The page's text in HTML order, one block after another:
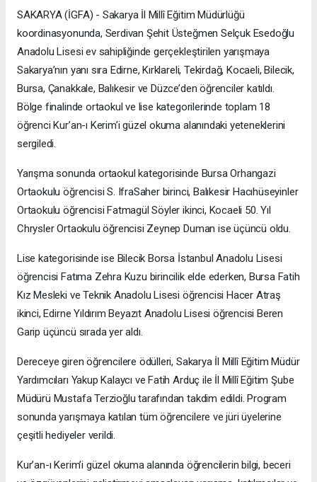
SAKARYA (İGFA) - Sakarya İl Millî Eğitim Müdürlüğü
koordinasyonunda, Serdivan Şehit Üsteğmen Selçuk Esedoğlu
Anadolu Lisesi ev sahipliğinde gerçekleştirilen yarışmaya
Sakarya’nın yanı sıra Edirne, Kırklareli, Tekirdağ, Kocaeli, Bilecik,
Bursa, Çanakkale, Balıkesir ve Düzce’den öğrenciler katıldı.
Bölge finalinde ortaokul ve lise kategorilerinde toplam 18
öğrenci Kur’an-ı Kerim’i güzel okuma alanındaki yeteneklerini
sergiledi.
Yarışma sonunda ortaokul kategorisinde Bursa Orhangazi
Ortaokulu öğrencisi S. IfraSaher birinci, Balıkesir Hacıhüseyinler
Ortaokulu öğrencisi Fatmagül Söyler ikinci, Kocaeli 50. Yıl
Chrysler Ortaokulu öğrencisi Zeynep Duman ise üçüncü oldu.
Lise kategorisinde ise Bilecik Borsa İstanbul Anadolu Lisesi
öğrencisi Fatıma Zehra Kuzu birincilik elde ederken, Bursa Fatih
Kız Mesleki ve Teknik Anadolu Lisesi öğrencisi Hacer Atraş
ikinci, Edirne Yıldırım Beyazıt Anadolu Lisesi öğrencisi Beren
Garip üçüncü sırada yer aldı.
Dereceye giren öğrencilere ödülleri, Sakarya İl Millî Eğitim Müdür
Yardımcıları Yakup Kalaycı ve Fatih Arduç ile İl Millî Eğitim Şube
Müdürü Mustafa Terzioğlu tarafından takdim edildi. Program
sonunda yarışmaya katılan tüm öğrencilere ve jüri üyelerine
çeşitli hediyeler verildi.
Kur’an-ı Kerim’i güzel okuma alanında öğrencilerin bilgi, beceri